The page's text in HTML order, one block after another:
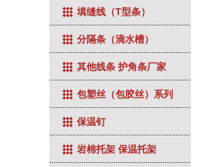
填缝线（T型条）
分隔条（滴水槽）
其他线条 护角条厂家
包塑丝（包胶丝）系列
保温钉
岩棉托架 保温托架